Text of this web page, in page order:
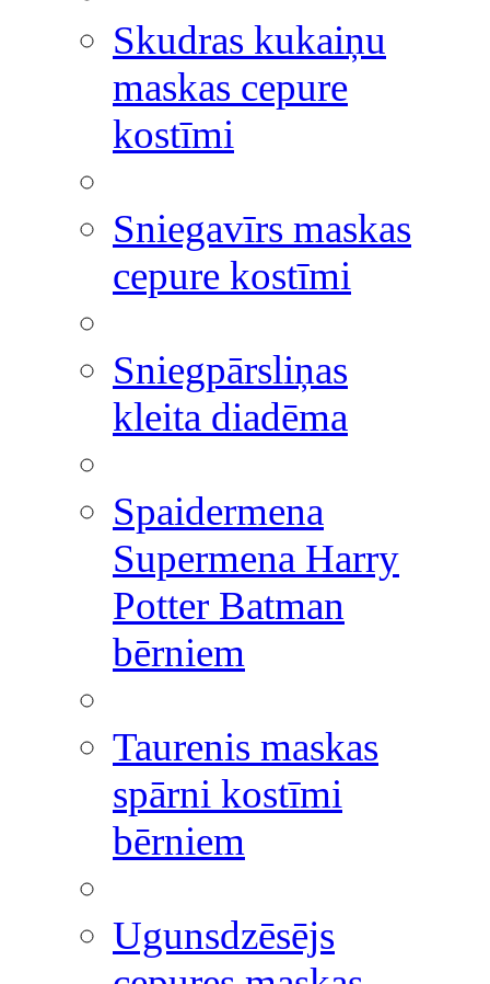
Skudras kukaiņu
maskas cepure
kostīmi
Sniegavīrs maskas
cepure kostīmi
Sniegpārsliņas
kleita diadēma
Spaidermena
Supermena Harry
Potter Batman
bērniem
Taurenis maskas
spārni kostīmi
bērniem
Ugunsdzēsējs